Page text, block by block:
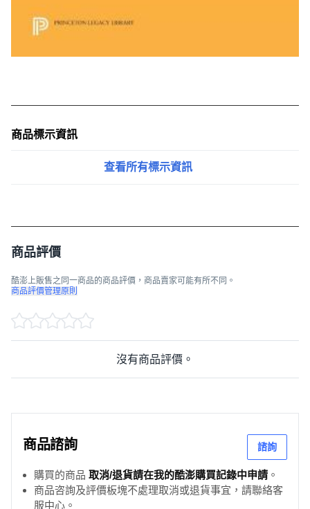
商品標示資訊
查看所有標示資訊
商品評價
酷澎上販售之同一商品的商品評價，商品賣家可能有所不同。
商品評價管理原則
沒有商品評價。
商品諮詢 諮詢
購買的商品 取消/退貨請在我的酷澎購買記錄中申請 。
商品咨詢及評價板塊不處理取消或退貨事宜，請聯絡客
服中心。